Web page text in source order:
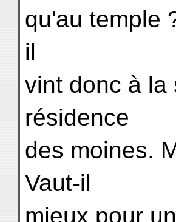
qu'au temple
il
vint donc à la
résidence
des moines.
Vaut-il
mieux pour